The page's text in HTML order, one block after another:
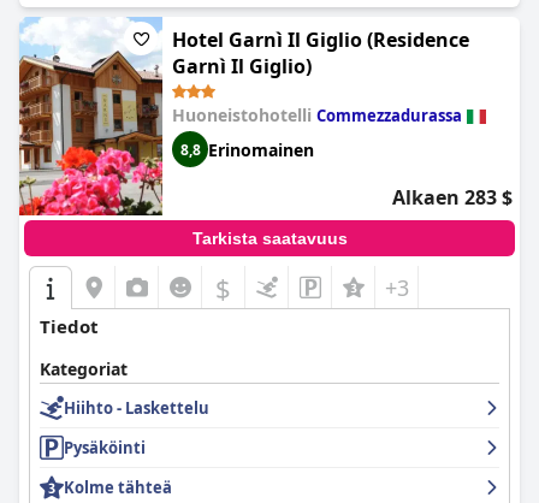
Hotel Garnì Il Giglio (Residence
Garnì Il Giglio)
Huoneistohotelli Commezzadurassa
8,8 Erinomainen
Alkaen 283 $
Tarkista saatavuus
$ +3
Tiedot
Kategoriat
Hiihto - Laskettelu
Pysäköinti
Kolme tähteä